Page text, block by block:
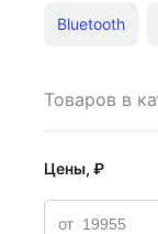
Bluetooth
Товаров в
Цены, ₽
от